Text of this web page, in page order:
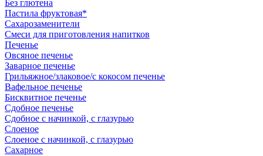
Без глютена
Пастила фруктовая*
Сахарозаменители
Смеси для приготовления напитков
Печенье
Овсяное печенье
Заварное печенье
Грильяжное/злаковое/с кокосом печенье
Вафельное печенье
Бисквитное печенье
Сдобное печенье
Сдобное с начинкой, с глазурью
Слоеное
Слоеное с начинкой, с глазурью
Сахарное